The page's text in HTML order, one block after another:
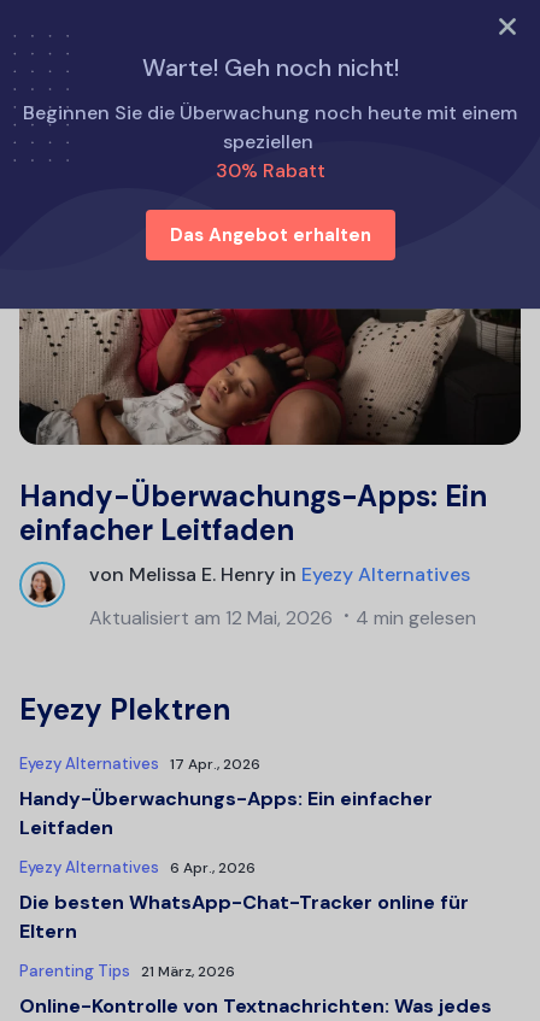
TRY NOW
Warte! Geh noch nicht!
Beginnen Sie die Überwachung noch heute mit einem
speziellen
30% Rabatt
Das Angebot erhalten
Handy-Überwachungs-Apps: Ein
einfacher Leitfaden
von Melissa E. Henry in Eyezy Alternatives
Aktualisiert am 12 Mai, 2026 4 min gelesen
Eyezy Plektren
Eyezy Alternatives 17 Apr., 2026
Handy-Überwachungs-Apps: Ein einfacher
Leitfaden
Eyezy Alternatives 6 Apr., 2026
Die besten WhatsApp-Chat-Tracker online für
Eltern
Parenting Tips 21 März, 2026
Online-Kontrolle von Textnachrichten: Was jedes